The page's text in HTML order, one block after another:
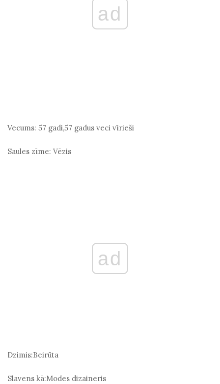
ad
Vecums: 57 gadi,57 gadus veci vīrieši
Saules zīme: Vēzis
ad
Dzimis:Beirūta
Slavens kā:Modes dizaineris